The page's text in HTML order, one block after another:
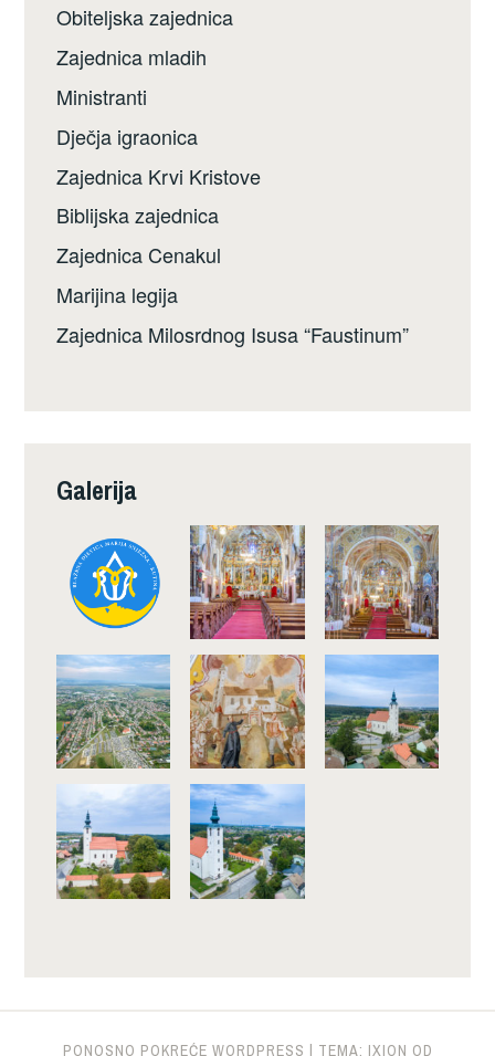
Obiteljska zajednica
Zajednica mladih
Ministranti
Dječja igraonica
Zajednica Krvi Kristove
Biblijska zajednica
Zajednica Cenakul
Marijina legija
Zajednica Milosrdnog Isusa “Faustinum”
Galerija
PONOSNO POKREĆE WORDPRESS TEMA: IXION OD